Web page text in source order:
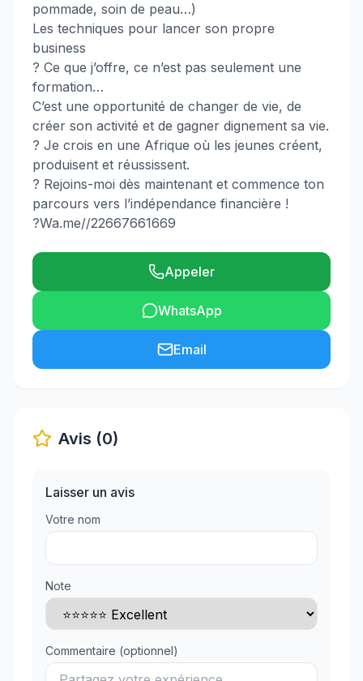
pommade, soin de peau…)
Les techniques pour lancer son propre
business
? Ce que j’offre, ce n’est pas seulement une
formation…
C’est une opportunité de changer de vie, de
créer son activité et de gagner dignement sa vie.
? Je crois en une Afrique où les jeunes créent,
produisent et réussissent.
? Rejoins-moi dès maintenant et commence ton
parcours vers l’indépendance financière !
?Wa.me//22667661669
Appeler
WhatsApp
Email
Avis (0)
Laisser un avis
Votre nom
Note
Commentaire (optionnel)